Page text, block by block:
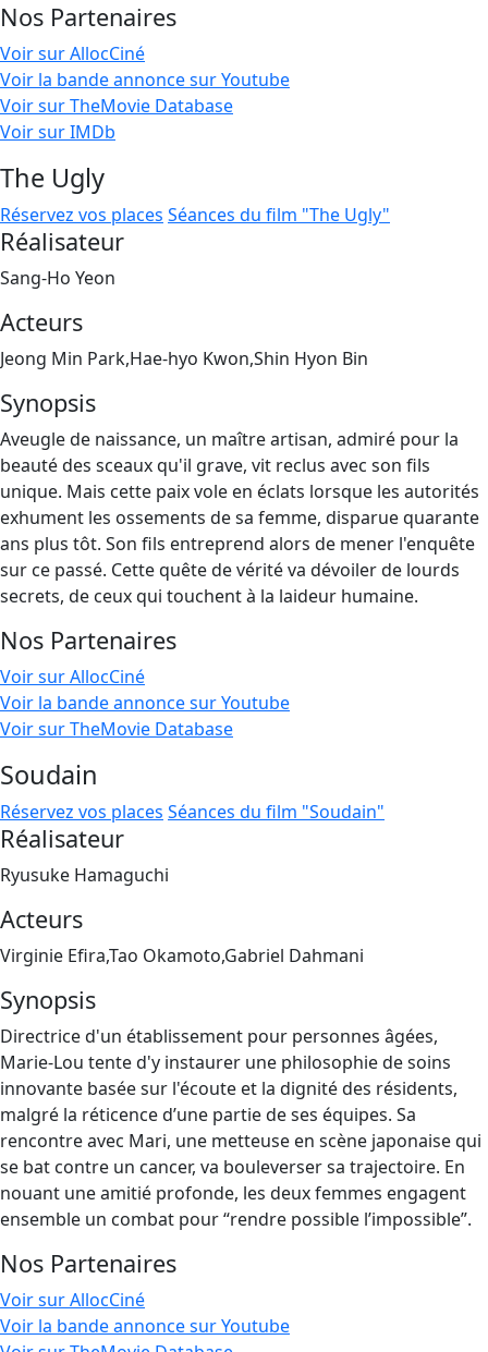
Nos Partenaires
Voir sur AllocCiné
Voir la bande annonce sur Youtube
Voir sur TheMovie Database
Voir sur IMDb
The Ugly
Réservez vos places Séances du film "The Ugly"
Réalisateur
Sang-Ho Yeon
Acteurs
Jeong Min Park,Hae-hyo Kwon,Shin Hyon Bin
Synopsis
Aveugle de naissance, un maître artisan, admiré pour la
beauté des sceaux qu'il grave, vit reclus avec son fils
unique. Mais cette paix vole en éclats lorsque les autorités
exhument les ossements de sa femme, disparue quarante
ans plus tôt. Son fils entreprend alors de mener l'enquête
sur ce passé. Cette quête de vérité va dévoiler de lourds
secrets, de ceux qui touchent à la laideur humaine.
Nos Partenaires
Voir sur AllocCiné
Voir la bande annonce sur Youtube
Voir sur TheMovie Database
Soudain
Réservez vos places Séances du film "Soudain"
Réalisateur
Ryusuke Hamaguchi
Acteurs
Virginie Efira,Tao Okamoto,Gabriel Dahmani
Synopsis
Directrice d'un établissement pour personnes âgées,
Marie-Lou tente d'y instaurer une philosophie de soins
innovante basée sur l'écoute et la dignité des résidents,
malgré la réticence d’une partie de ses équipes. Sa
rencontre avec Mari, une metteuse en scène japonaise qui
se bat contre un cancer, va bouleverser sa trajectoire. En
nouant une amitié profonde, les deux femmes engagent
ensemble un combat pour “rendre possible l’impossible”.
Nos Partenaires
Voir sur AllocCiné
Voir la bande annonce sur Youtube